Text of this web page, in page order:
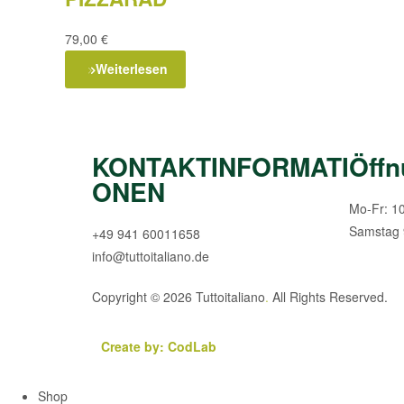
79,00 €
Weiterlesen
KONTAKTINFORMATI
ONEN
+49 941 60011658
info@tuttoitaliano.de
Mo-Fr:
Samstag
Copyright © 2026 Tuttoitaliano. All Rights Reserved.
Create by: CodLab
Shop